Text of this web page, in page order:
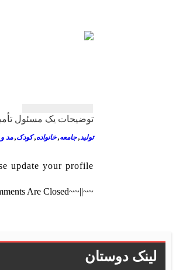
توضیحات یک مسئول
تولید,جامعه,خانواده,کودک,مد
update your profile.
~~||~~Comments Are Closed~~||~~
لینک دوستان